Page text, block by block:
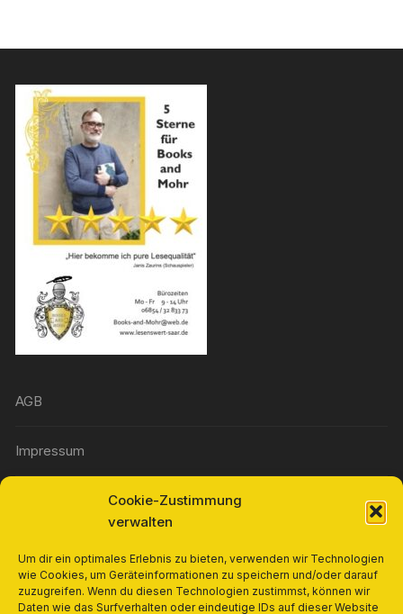
Cookie-Zustimmung
verwalten
Um dir ein optimales Erlebnis zu bieten, verwenden wir Technologien
wie Cookies, um Geräteinformationen zu speichern und/oder darauf
zuzugreifen. Wenn du diesen Technologien zustimmst, können wir
Daten wie das Surfverhalten oder eindeutige IDs auf dieser Website
AGB
Impressum
Widerrufsbelehrung
Cookie-Richtlinie (EU)